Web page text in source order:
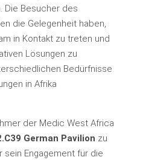
Die Besucher des
die Gelegenheit haben,
in Kontakt zu treten und
Lösungen zu
Bedürfnisse
in Afrika
der Medic West Africa
German Pavilion zu
Engagement für die